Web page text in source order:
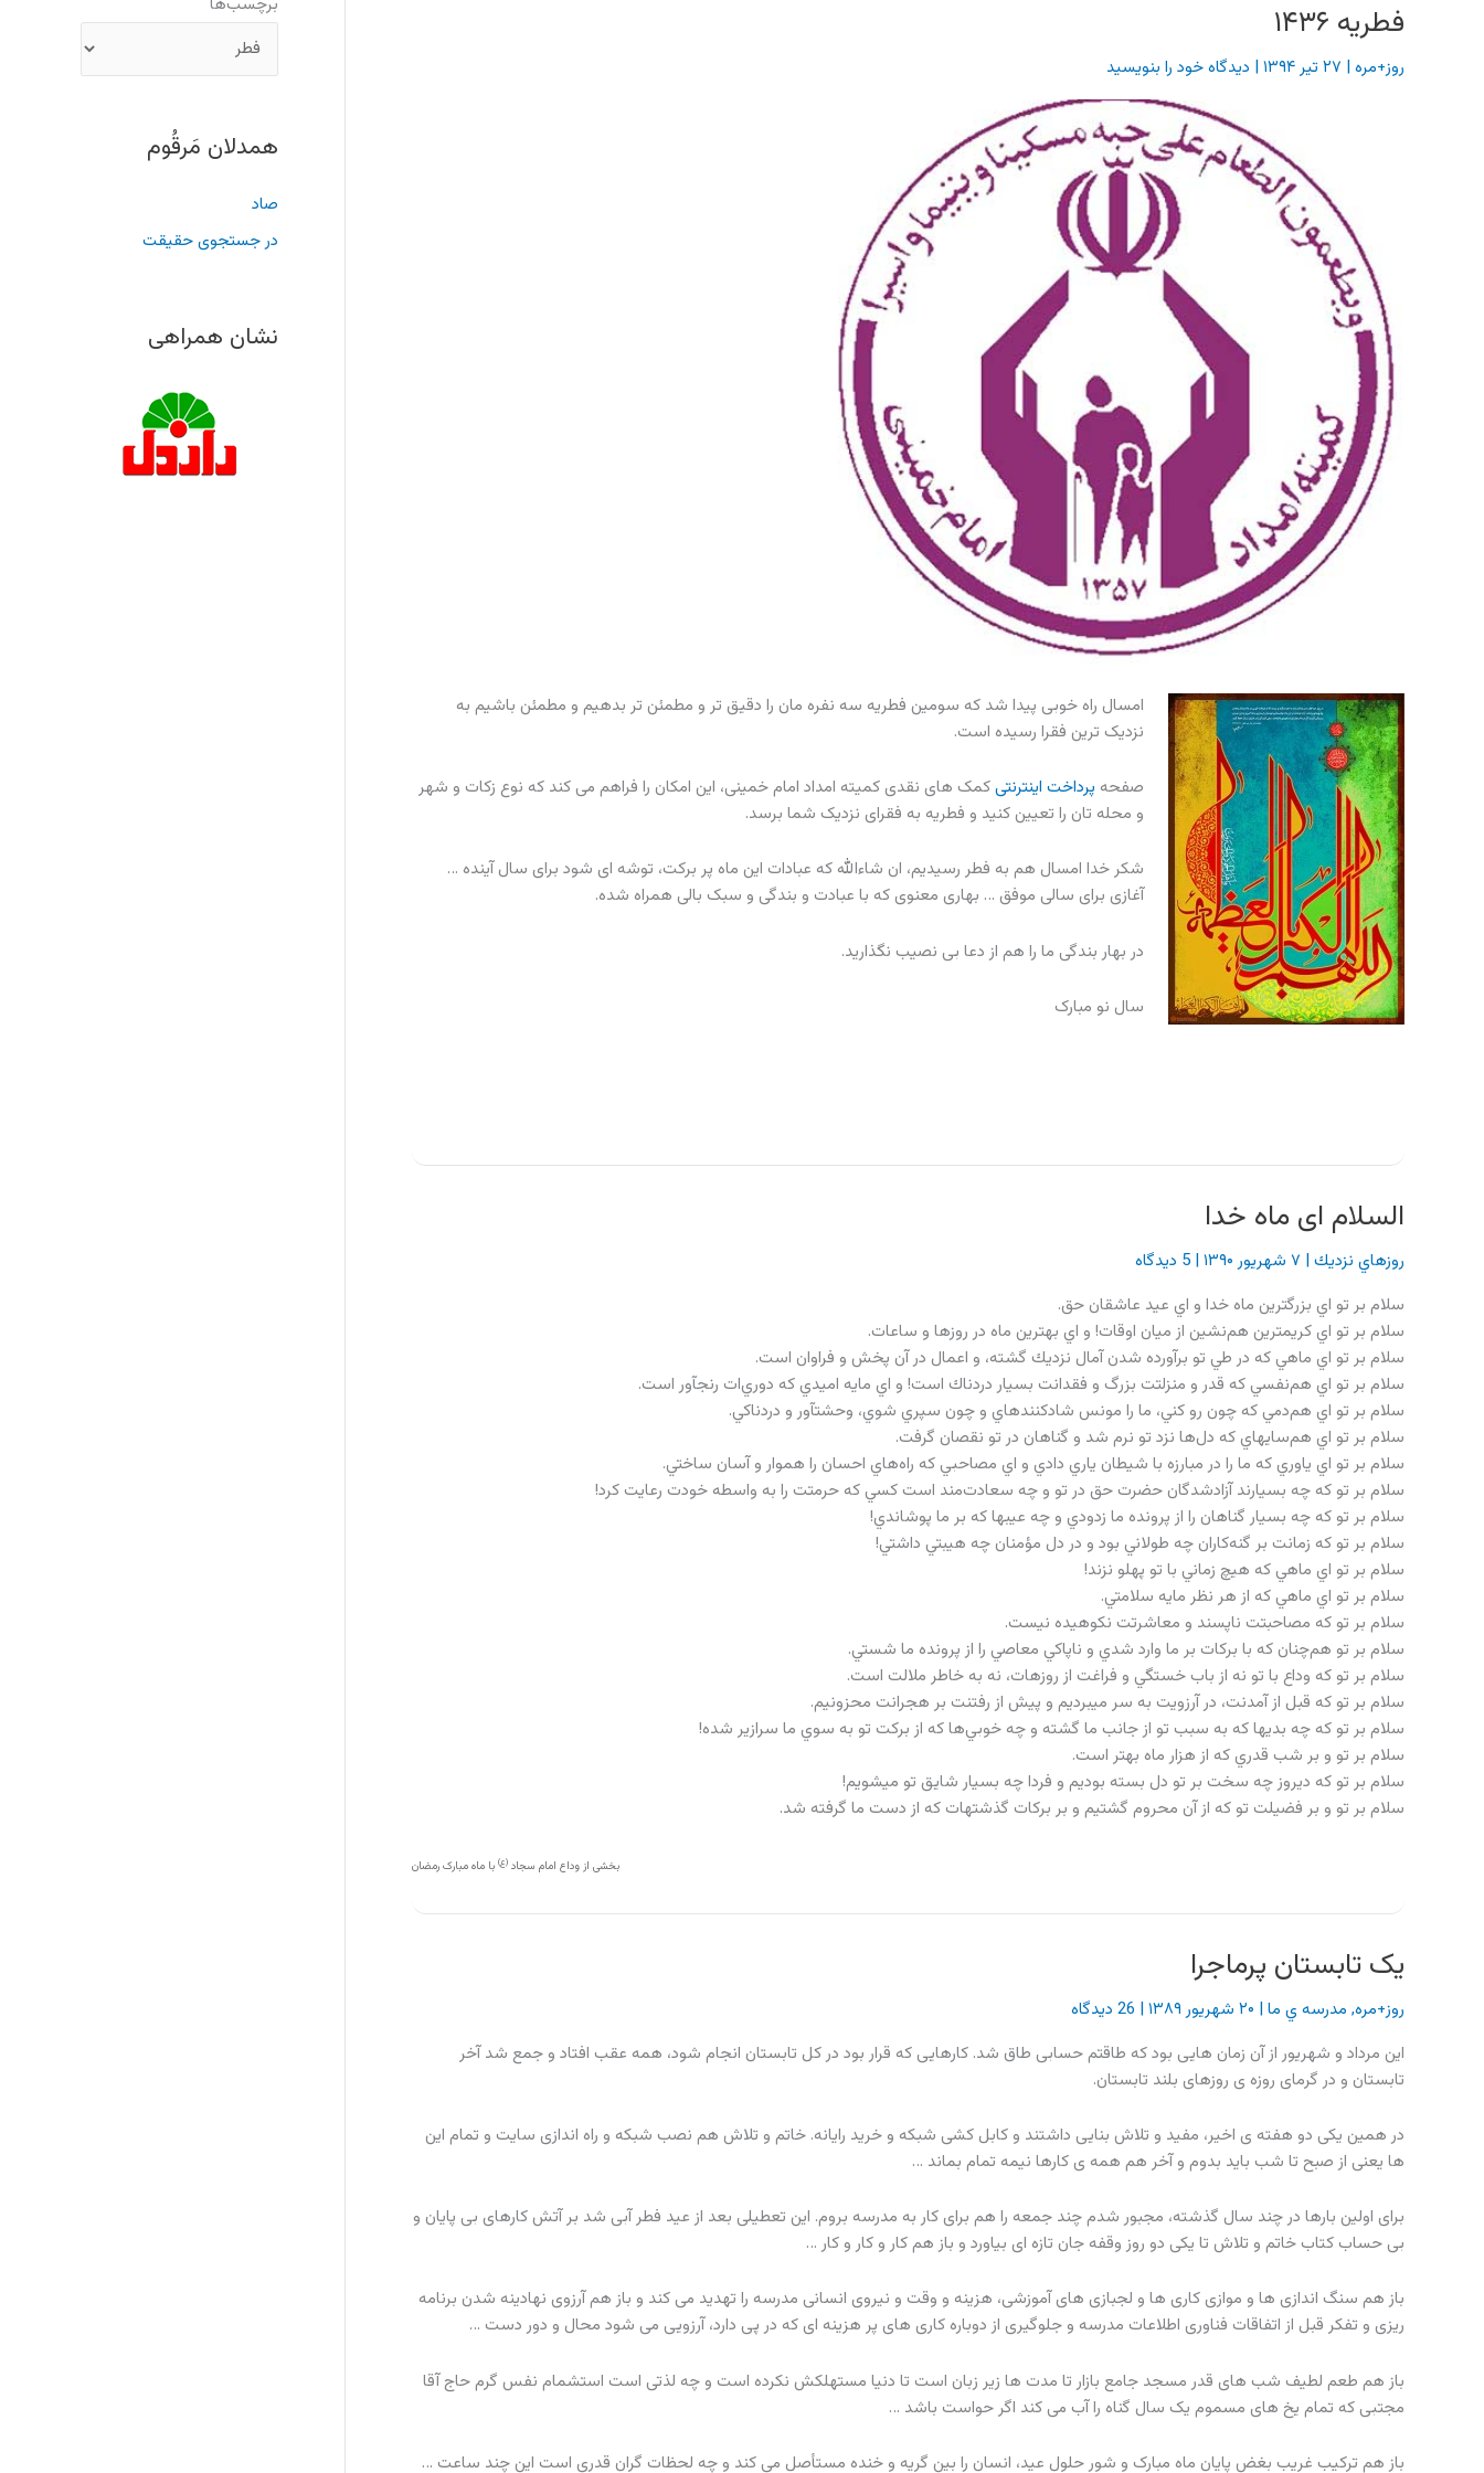
فطریه ۱۴۳۶
روز+مره| ۲۷ تیر ۱۳۹۴ | دیدگاه‌ خود را بنویسید
امسال راه خوبی پیدا شد که سومین فطریه سه نفره مان را دقیق تر و مطمئن تر بدهیم و مطمئن باشیم به
نزدیک ترین فقرا رسیده است.
صفحه پرداخت اینترنتیکمک های نقدی کمیته امداد امام خمینی، این امکان را فراهم می کند که نوع زکات و شهر
و محله تان را تعیین کنید و فطریه به فقرای نزدیک شما برسد.
شکر خدا امسال هم به فطر رسیدیم، ان شاءالله که عبادات این ماه پر برکت، توشه ای شود برای سال آینده …
آغازی برای سالی موفق … بهاری معنوی که با عبادت و بندگی و سبک بالی همراه شده.
در بهار بندگی ما را هم از دعا بی نصیب نگذارید.
سال نو مبارک
السلام ای ماه خدا
روزهاي نزديك| ۷ شهریور ۱۳۹۰ | 5 دیدگاه
سلام بر تو اي بزرگ‏ترين ماه خدا و اي عيد عاشقان حق.
سلام بر تو اي كريم‏ترين هم‌نشين از ميان اوقات! و اي بهترين ماه در روزها و ساعات.
سلام بر تو اي ماهي كه در طي تو برآورده شدن آمال نزديك گشته، و اعمال در آن پخش و فراوان است.
سلام بر تو اي هم‌نفسي كه قدر و منزلتت بزرگ و فقدانت بسيار دردناك است! و اي مايه اميدي كه دوري‌ات رنج‏آور است.
سلام بر تو اي هم‌دمي كه چون رو كني، ما را مونس شادكننده‏اي و چون سپري شوي، وحشت‏آور و دردناكي.
سلام بر تو اي هم‌سايه‏اي كه دل‌ها نزد تو نرم شد و گناهان در تو نقصان گرفت.
سلام بر تو اي ياوري كه ما را در مبارزه با شيطان ياري دادي و اي مصاحبي كه راه‌هاي احسان را هموار و آسان ساختي.
سلام بر تو كه چه بسيارند آزادشدگان حضرت حق در تو و چه سعادت‌مند است كسي كه حرمتت را به واسطه خودت رعايت كرد!
سلام بر تو كه چه بسيار گناهان را از پرونده ما زدودي و چه عيب‏ها كه بر ما پوشاندي!
سلام بر تو كه زمانت بر گنه‌كاران چه طولاني بود و در دل مؤمنان چه هيبتي داشتي!
سلام بر تو اي ماهي كه هيچ زماني با تو پهلو نزند!
سلام بر تو اي ماهي كه از هر نظر مايه سلامتي.
سلام بر تو كه مصاحبتت ناپسند و معاشرتت نكوهيده نيست.
سلام بر تو هم‌چنان كه با بركات بر ما وارد شدي و ناپاكي معاصي را از پرونده ما شستي.
سلام بر تو كه وداع با تو نه از باب خستگي و فراغت از روزه‏ات، نه به خاطر ملالت است.
سلام بر تو كه قبل از آمدنت، در آرزويت به سر مي‏برديم و پيش از رفتنت بر هجرانت محزونيم.
سلام بر تو كه چه بدي‏ها كه به سبب تو از جانب ما گشته و چه خوبي‌ها كه از بركت تو به سوي ما سرازير شده!
سلام بر تو و بر شب قدري كه از هزار ماه بهتر است.
سلام بر تو كه ديروز چه سخت بر تو دل بسته بوديم و فردا چه بسيار شايق تو مي‏شويم!
سلام بر تو و بر فضيلت تو كه از آن محروم گشتيم و بر بركات گذشته‏ات كه از دست ما گرفته شد.
بخشی از وداع امام سجاد (ع) با ماه مبارک رمضان
یک تابستان پرماجرا
روز+مره, مدرسه ي ما| ۲۰ شهریور ۱۳۸۹ | 26 دیدگاه
این مرداد و شهریور از آن زمان هایی بود که طاقتم حسابی طاق شد. کارهایی که قرار بود در کل تابستان انجام شود، همه عقب افتاد و جمع شد آخر
تابستان و در گرمای روزه ی روزهای بلند تابستان.
در همین یکی دو هفته ی اخیر، مفید و تلاش بنایی داشتند و کابل کشی شبکه و خرید رایانه. خاتم و تلاش هم نصب شبکه و راه اندازی سایت و تمام این
ها یعنی از صبح تا شب باید بدوم و آخر هم همه ی کارها نیمه تمام بماند …
برای اولین بارها در چند سال گذشته، مجبور شدم چند جمعه را هم برای کار به مدرسه بروم. این تعطیلی بعد از عید فطر آبی شد بر آتش کارهای بی پایان و
بی حساب کتاب خاتم و تلاش تا یکی دو روز وقفه جان تازه ای بیاورد و باز هم کار و کار و کار …
باز هم سنگ اندازی ها و موازی کاری ها و لجبازی های آموزشی، هزینه و وقت و نیروی انسانی مدرسه را تهدید می کند و باز هم آرزوی نهادینه شدن برنامه
ریزی و تفکر قبل از اتفاقات فناوری اطلاعات مدرسه و جلوگیری از دوباره کاری های پر هزینه ای که در پی دارد، آرزویی می شود محال و دور دست …
باز هم طعم لطیف شب های قدر مسجد جامع بازار تا مدت ها زیر زبان است تا دنیا مستهلکش نکرده است و چه لذتی است استشمام نفس گرم حاج آقا
مجتبی که تمام یخ های مسموم یک سال گناه را آب می کند اگر حواست باشد …
باز هم ترکیب غریب بغض پایان ماه مبارک و شور حلول عید، انسان را بین گریه و خنده مستأصل می کند و چه لحظات گران قدری است این چند ساعت …
همدلان مَرقُوم
صاد
در جستجوی حقیقت
نشان همراهی